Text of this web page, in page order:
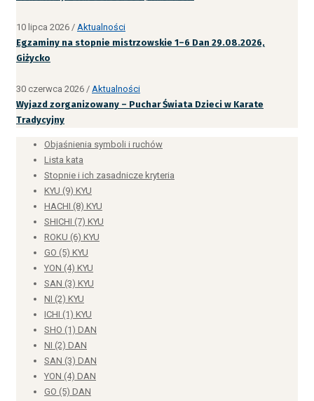
10 lipca 2026 / Aktualności
Egzaminy na stopnie mistrzowskie 1–6 Dan 29.08.2026,
Giżycko
30 czerwca 2026 / Aktualności
Wyjazd zorganizowany – Puchar Świata Dzieci w Karate
Tradycyjny
Objaśnienia symboli i ruchów
Lista kata
Stopnie i ich zasadnicze kryteria
KYU (9) KYU
HACHI (8) KYU
SHICHI (7) KYU
ROKU (6) KYU
GO (5) KYU
YON (4) KYU
SAN (3) KYU
NI (2) KYU
ICHI (1) KYU
SHO (1) DAN
NI (2) DAN
SAN (3) DAN
YON (4) DAN
GO (5) DAN